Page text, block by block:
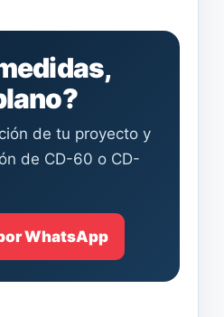
de tu proyecto y
de CD-60 o CD-
WhatsApp